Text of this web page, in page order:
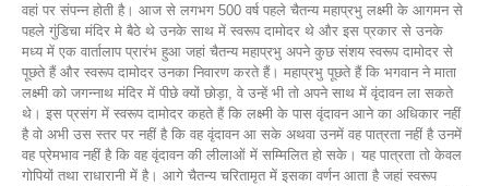
वहां पर संपन्न होती है। आज से लगभग 500 वर्ष पहले चैतन्य महाप्रभु लक्ष्मी के आगमन से
पहले गुंडिचा मंदिर मे बैठे थे उनके साथ में स्वरूप दामोदर थे और इस प्रकार से उनके
मध्य में एक वार्तालाप प्रारंभ हुआ जहां चैतन्य महाप्रभु अपने कुछ संशय स्वरूप दामोदर से
पूछते हैं और स्वरूप दामोदर उनका निवारण करते हैं। महाप्रभु पूछते हैं कि भगवान ने माता
लक्ष्मी को जगन्नाथ मंदिर में पीछे क्यों छोड़ा, वे उन्हें भी तो अपने साथ में वृंदावन ला सकते
थे। इस प्रसंग में स्वरूप दामोदर कहते हैं कि लक्ष्मी के पास वृंदावन आने का अधिकार नहीं
है वो अभी उस स्तर पर नहीं है कि वह वृंदावन आ सके अथवा उनमें वह पात्रता नहीं है उनमें
वह प्रेमभाव नहीं है कि वह वृंदावन की लीलाओं में सम्मिलित हो सके। यह पात्रता तो केवल
गोपियों तथा राधारानी में है। आगे चैतन्य चरितामृत में इसका वर्णन आता है जहां स्वरूप